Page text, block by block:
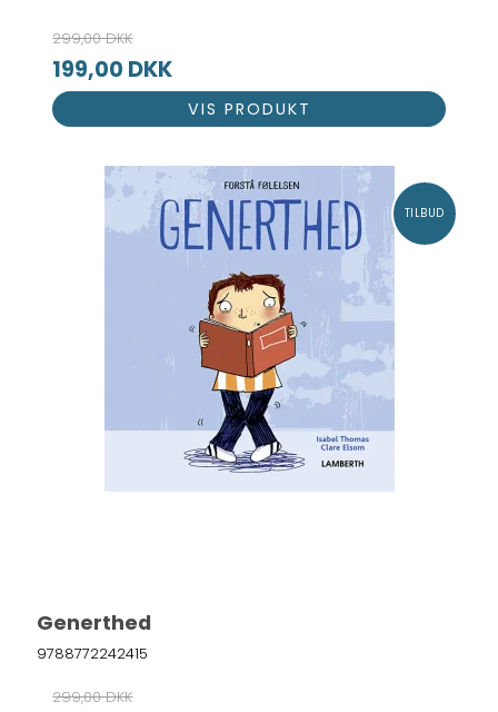
299,00 DKK
199,00 DKK
VIS PRODUKT
TILBUD
Generthed
9788772242415
299,00 DKK